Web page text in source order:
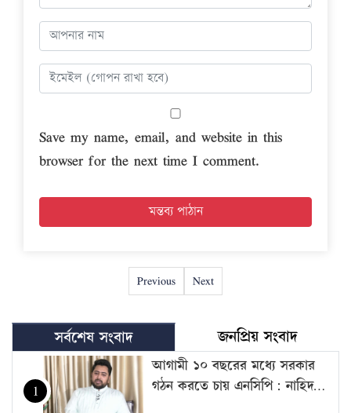
Save my name, email, and website in this
browser for the next time I comment.
Previous Next
সর্বশেষ সংবাদ জনপ্রিয় সংবাদ
1
আগামী ১০ বছরের মধ্যে সরকার
গঠন করতে চায় এনসিপি: নাহিদ…